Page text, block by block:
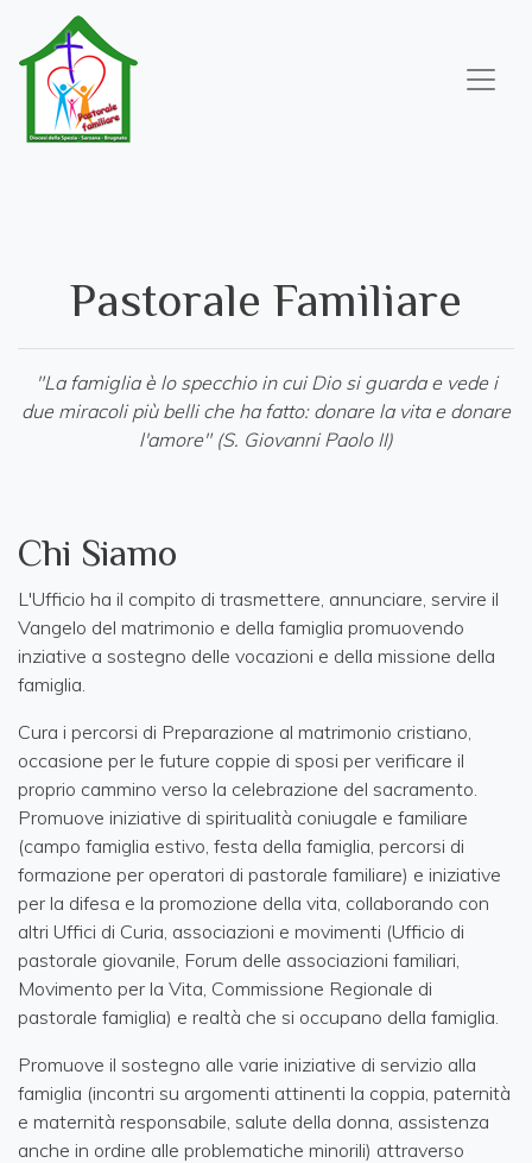
Pastorale Familiare
"La famiglia è lo specchio in cui Dio si guarda e vede i
due miracoli più belli che ha fatto: donare la vita e donare
l'amore" (S. Giovanni Paolo II)
Chi Siamo
L'Ufficio ha il compito di trasmettere, annunciare, servire il
Vangelo del matrimonio e della famiglia promuovendo
inziative a sostegno delle vocazioni e della missione della
famiglia.
Cura i percorsi di Preparazione al matrimonio cristiano,
occasione per le future coppie di sposi per verificare il
proprio cammino verso la celebrazione del sacramento.
Promuove iniziative di spiritualità coniugale e familiare
(campo famiglia estivo, festa della famiglia, percorsi di
formazione per operatori di pastorale familiare) e iniziative
per la difesa e la promozione della vita, collaborando con
altri Uffici di Curia, associazioni e movimenti (Ufficio di
pastorale giovanile, Forum delle associazioni familiari,
Movimento per la Vita, Commissione Regionale di
pastorale famiglia) e realtà che si occupano della famiglia.
Promuove il sostegno alle varie iniziative di servizio alla
famiglia (incontri su argomenti attinenti la coppia, paternità
e maternità responsabile, salute della donna, assistenza
anche in ordine alle problematiche minorili) attraverso